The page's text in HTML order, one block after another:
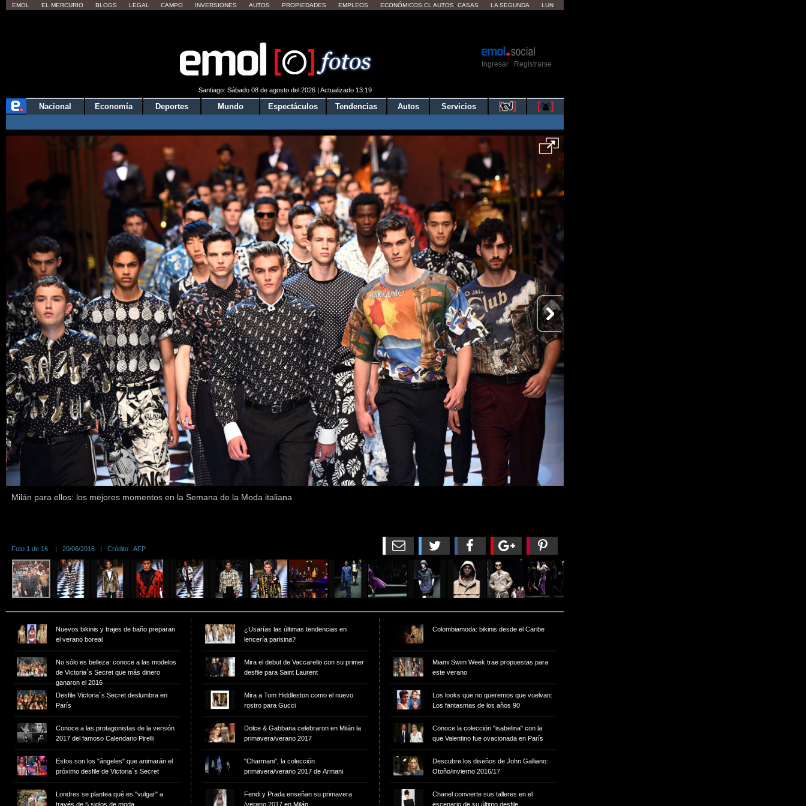
EMOL EL MERCURIO BLOGS LEGAL CAMPO INVERSIONES AUTOS PROPIEDADES EMPLEOS ECONÓMICOS.CL AUTOS- CASAS LA SEGUNDA LUN
Ingresar Registrarse
Santiago: Sábado 08 de agosto del 2026 | Actualizado 13:19
Nacional Economía Deportes Mundo Espectáculos Tendencias Autos Servicios
Milán para ellos: los mejores momentos en la Semana de la Moda italiana
Foto 1 de 16 | 20/06/2016 | Crédito : AFP
Nuevos bikinis y trajes de baño preparan
el verano boreal
No sólo es belleza: conoce a las modelos
de Victoria´s Secret que más dinero
ganaron el 2016
Desfile Victoria´s Secret deslumbra en
París
Conoce a las protagonistas de la versión
2017 del famoso Calendario Pirelli
Estos son los "ángeles" que animarán el
próximo desfile de Victoria´s Secret
Londres se plantea qué es "vulgar" a
través de 5 siglos de moda
¿Usarías las últimas tendencias en
lencería parisina?
Mira el debut de Vaccarello con su primer
desfile para Saint Laurent
Mira a Tom Hiddleston como el nuevo
rostro para Gucci
Dolce & Gabbana celebraron en Milán la
primavera/verano 2017
"Charmani", la colección
primavera/verano 2017 de Armani
Fendi y Prada enseñan su primavera
/verano 2017 en Milán
Colombiamoda: bikinis desde el Caribe
Miami Swim Week trae propuestas para
este verano
Los looks que no queremos que vuelvan:
Los fantasmas de los años 90
Conoce la colección "isabelina" con la
que Valentino fue ovacionada en París
Descubre los diseños de John Galliano:
Otoño/invierno 2016/17
Chanel convierte sus talleres en el
escenario de su último desfile